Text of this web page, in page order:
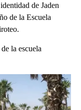
de Jaden
de la Escuela
la escuela